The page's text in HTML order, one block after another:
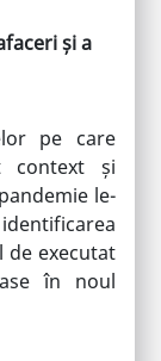
și a
pe care
context și
le-
de executat
în noul